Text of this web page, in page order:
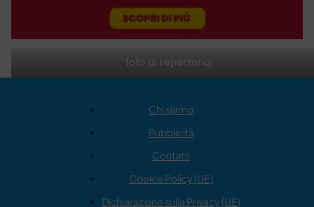
foto di repertorio
Chi siamo
Pubblicità
Contatti
Cookie Policy (UE)
Dichiarazione sulla Privacy (UE)